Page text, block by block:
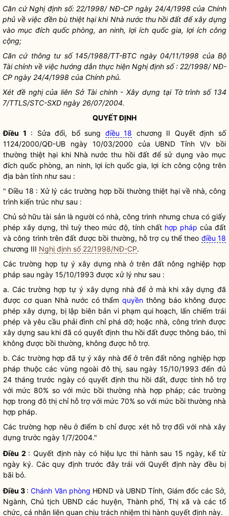
Căn cứ Nghị định số: 22/1998/ NĐ-CP ngày 24/4/1998 của Chính
phủ về việc đền bù thiệt hại khi Nhà nướcthu hồi đất để xây dựng
vào mục đích quốc phòng, an ninh, lợi ích quốc gia, lợi ích công
cộng;
Căn cứ thông tư số 145/1988/TT-BTC ngày 04/11/1998 của Bộ
Tài chính về việc hướng dẫn thực hiện Nghị định số : 22/1998/ NĐ-
CP ngày 24/4/1998 của Chính phủ.
Xét đề nghị của liên Sở Tài chính - Xây dựng tại Tờ trình số 134
7/TTLS/STC-SXD ngày 26/07/2004.
QUYẾT ĐỊNH
Điều 1 : Sửa đổi, bổ sung điều 18 chương II Quyết định số
1124/2000/QĐ-UB ngày 10/03/2000 của UBND Tỉnh V/v bồi
thường thiệt hại khi Nhà nước thu hồi đất để sử dụng vào mục
đích quốc phòng, an ninh, lợi íchquốc gia, lợi ích công cộng trên
địa bàn tỉnh như sau :
" Điều 18 : Xử lý các trường hợp bồi thường thiệt hại về nhà, công
trình kiến trúc như sau :
Chủ sở hữu tài sản là người có nhà, công trình nhưng chưa có giấy
phép xây dựng, thì tuỳ theo mức độ, tính chất hợp pháp của đất
và công trình trên đất được bồi thường, hỗ trợ cụ thể theo điều 18
chương III Nghị định số 22/1998/NĐ-CP.
Các trường hợp tự ý xây dựng nhà ở trên đất nông nghiệp hợp
pháp sau ngày 15/10/1993 được xử lý như sau :
a. Các trường hợp tự ý xây dựng nhà để ở mà khi xây dựng đã
được cơ quan Nhà nước có thẩmquyền thông báo không được
phép xây dựng, bị lập biên bản vi phạm qui hoạch, lấn chiếm trái
phép và yêu cầu phải đình chỉ phá dỡ; hoặc nhà, công trình được
xây dựng sau khi đã có quyết định thu hồi đất được thông báo, thì
không được bồi thường, không được hỗ trợ.
b. Các trường hợp đã tự ý xây nhà để ở trên đất nông nghiệp hợp
pháp thuộc các vùng ngoài đô thị, sau ngày 15/10/1993 đến đủ
24 tháng trước ngày có quyết định thu hồi đất, được tính hỗ trợ
với mức 80% so với mức bồi thường nhà hợp pháp; các trường
hợp trong đô thị chỉ hỗ trợ với mức 70% so với mức bồi thường nhà
hợp pháp.
Các trường hợp nêu ở điểm b chỉ được xét hỗ trợ đối với nhà xây
dựng trước ngày 1/7/2004."
Điều 2 : Quyết định này có hiệu lực thi hành sau 15 ngày, kể từ
ngày ký. Các quy định trước đây trái với Quyết định này đều bị
bãi bỏ.
Điều 3 :Chánh Văn phòng HĐND và UBND Tỉnh, Giám đốc các Sở,
Ngành, Chủ tịch UBND các huyện, Thành phố, Thị xã và các tổ
chức, cá nhân liên quan chịu trách nhiệm thi hành quyết định này.